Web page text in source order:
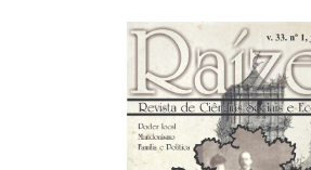
Barra
lateral
de